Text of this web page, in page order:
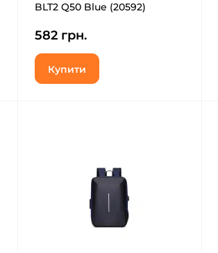
BLT2 Q50 Blue (20592)
582 грн.
Купити